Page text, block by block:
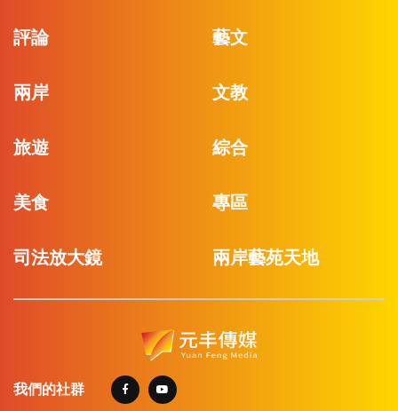
評論 藝文
兩岸 文教
旅遊 綜合
美食 專區
司法放大鏡 兩岸藝苑天地
我們的社群